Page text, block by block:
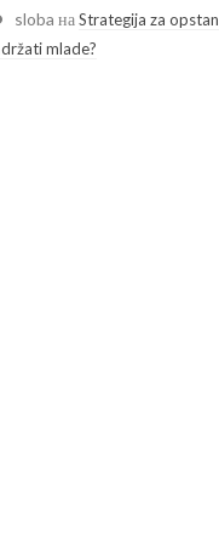
sloba наStrategija za
mlade?